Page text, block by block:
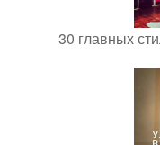
30 главных